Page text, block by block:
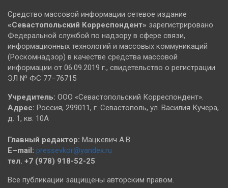
Средство массовой информации сетевое издание
«Севастопольский Корреспондент» зарегистрировано
Федеральной службой по надзору в сфере связи,
информационных технологий и массовых коммуникаций
(Роскомнадзор) в качестве средства массовой
информации от 06.09.2019 г., свидетельство о регистрации
ЭЛ № ФС 77–76715
Учредитель: ООО «Севастопольский Корреспондент».
Адрес: Россия, 299011, г. Севастополь, ул. Василия Кучера,
д. 1, кв. 10А
Главный редактор: Мацкевич А.В.
E–mail: pressevkor@yandex.ru
тел. +7 (978) 918-52-25
Все публикации защищены авторским правом.